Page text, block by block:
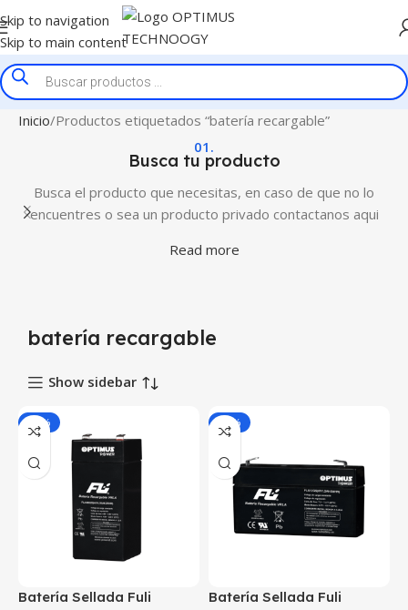
Skip to navigation
Skip to main content
Inicio Productos etiquetados “batería recargable”
01.
Busca tu producto
Busca el producto que necesitas, en caso de que no lo
encuentres o sea un producto privado contactanos aqui
Read more
batería recargable
Show sidebar
-27%
Batería Sellada Fuli
-21%
Batería Sellada Fuli